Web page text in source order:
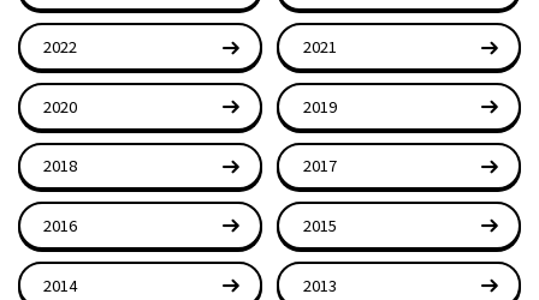
2022 2021
2020 2019
2018 2017
2016 2015
2014 2013